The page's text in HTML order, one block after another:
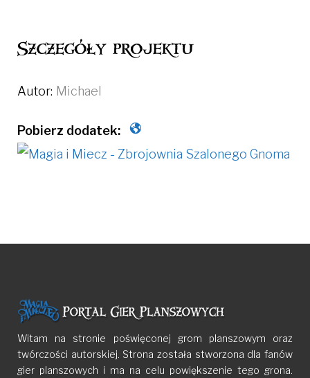
Szczegóły projektu
Autor: Michael
Witam na stronie poświęconej grom planszowym oraz
twórczości autorskiej. Strona została stworzona dla fanów
gier planszowych i ma na celu powiększenie tego grona.